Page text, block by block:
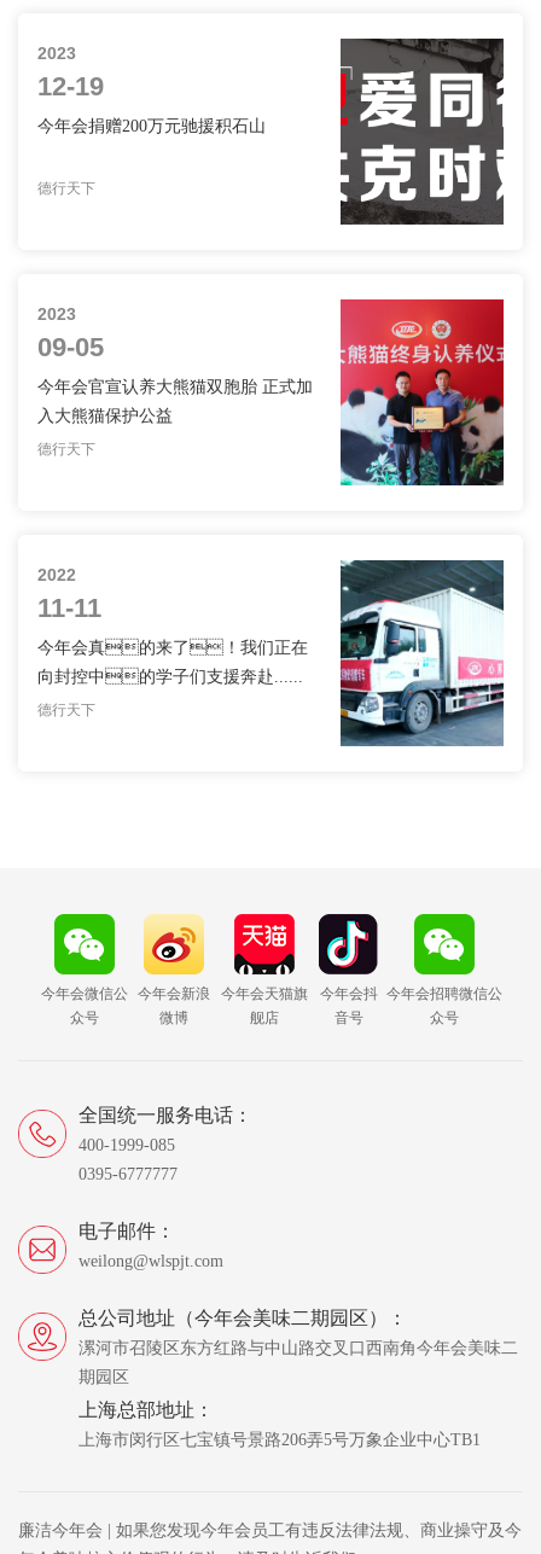
2023
12-19
今年会捐赠200万元驰援积石山
德行天下
2023
09-05
今年会官宣认养大熊猫双胞胎 正式加
入大熊猫保护公益
德行天下
2022
11-11
今年会真的来了！我们正在
向封控中的学子们支援奔赴......
德行天下
今年会微信公
众号
今年会新浪
微博
今年会天猫旗
舰店
今年会抖
音号
今年会招聘微信公
众号
全国统一服务电话：
400-1999-085
0395-6777777
电子邮件：
weilong@wlspjt.com
总公司地址（今年会美味二期园区）：
漯河市召陵区东方红路与中山路交叉口西南角今年会美味二
期园区
上海总部地址：
上海市闵行区七宝镇号景路206弄5号万象企业中心TB1
廉洁今年会 | 如果您发现今年会员工有违反法律法规、商业操守及今